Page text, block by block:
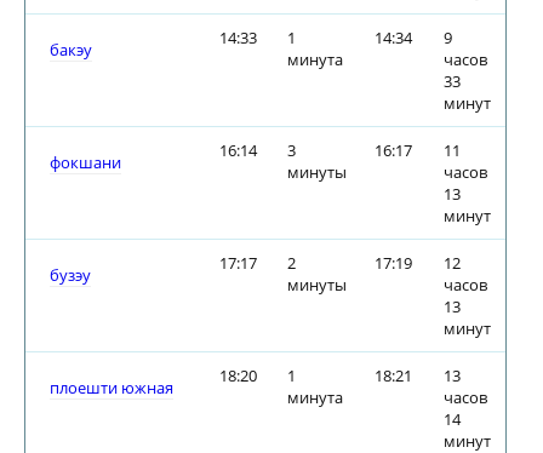
бакэу
14:33
1
минута
14:34
9
часов
33
минут
фокшани
16:14
3
минуты
16:17
11
часов
13
минут
бузэу
17:17
2
минуты
17:19
12
часов
13
минут
плоешти южная
18:20
1
минута
18:21
13
часов
14
минут